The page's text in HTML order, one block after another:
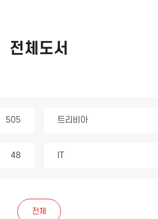
전체도서
505 트리비아
48 IT
전체